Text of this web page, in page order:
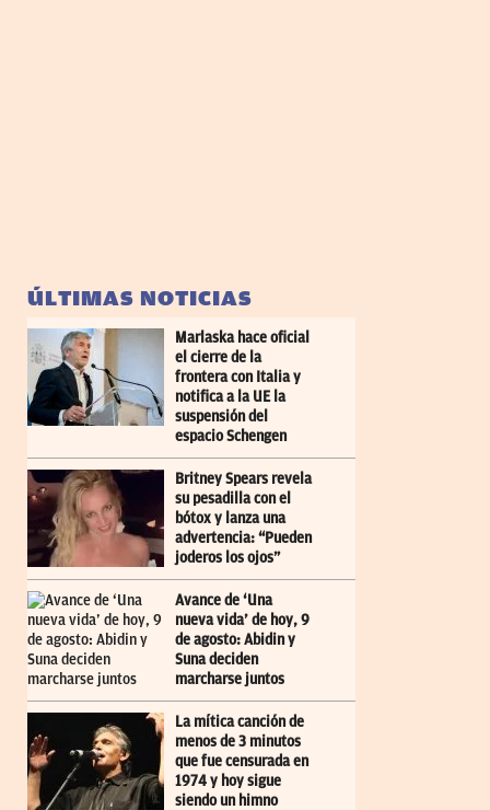
ÚLTIMAS NOTICIAS
Marlaska hace oficial
el cierre de la
frontera con Italia y
notifica a la UE la
suspensión del
espacio Schengen
Britney Spears revela
su pesadilla con el
bótox y lanza una
advertencia: “Pueden
joderos los ojos”
Avance de ‘Una
nueva vida’ de hoy, 9
de agosto: Abidin y
Suna deciden
marcharse juntos
La mítica canción de
menos de 3 minutos
que fue censurada en
1974 y hoy sigue
siendo un himno